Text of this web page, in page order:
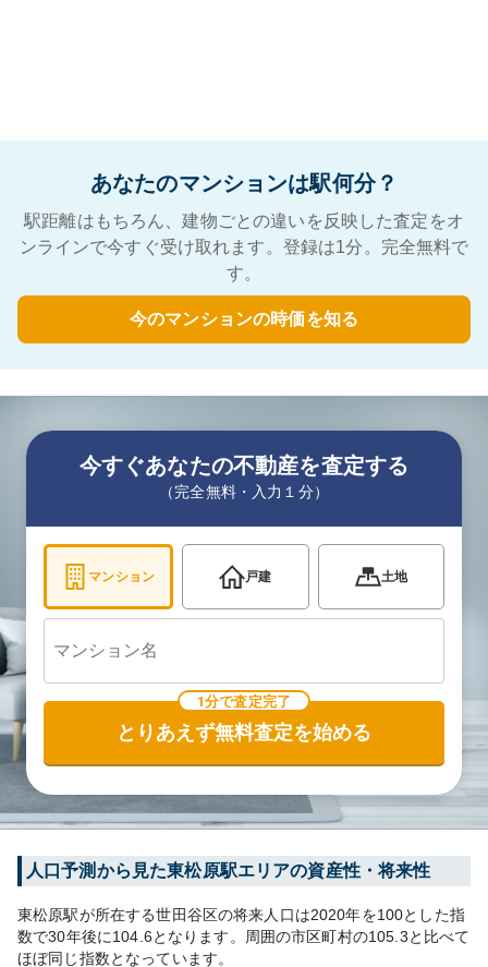
あなたのマンションは駅何分？
駅距離はもちろん、建物ごとの違いを反映した査定をオ
ンラインで今すぐ受け取れます。登録は1分。完全無料で
す。
今のマンションの時価を知る
今すぐあなたの不動産を査定する
（完全無料・入力１分）
マンション 戸建 土地
1分で査定完了
とりあえず無料査定を始める
人口予測から見た東松原駅エリアの資産性・将来性
東松原駅が所在する世田谷区の将来人口は2020年を100とした指
数で30年後に104.6となります。 周囲の市区町村の105.3と比べて
ほぼ同じ指数となっています。